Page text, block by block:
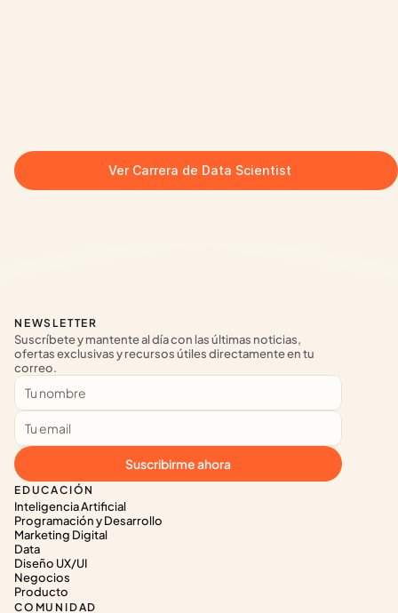
Ver Carrera de Data Scientist
EDUCACIÓN
Inteligencia Artificial
Programación y Desarrollo
Marketing Digital
Data
Diseño UX/UI
Negocios
Producto
COMUNIDAD
NEWSLETTER
Suscríbete y mantente al día con las últimas noticias,
ofertas exclusivas y recursos útiles directamente en tu
correo.
Suscribirme ahora